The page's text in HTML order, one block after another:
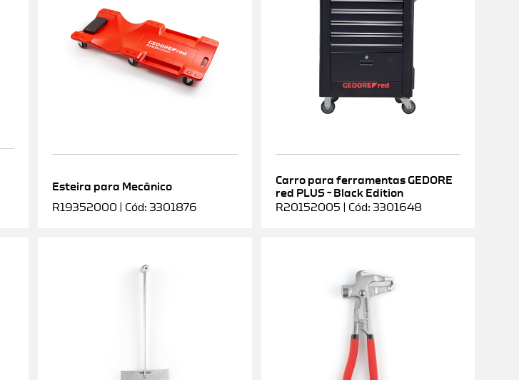
Esteira para Mecânico
R19352000 | Cód: 3301876
Carro para ferramentas GEDORE
red PLUS – Black Edition
R20152005 | Cód: 3301648